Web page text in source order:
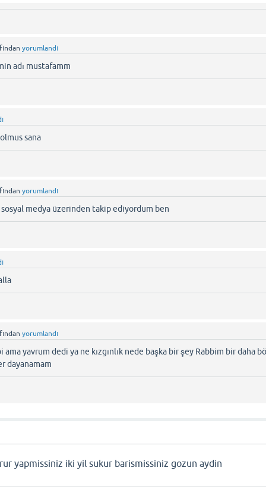
yorumlandı
adı mustafamm
sana
yorumlandı
medya üzerinden takip ediyordum ben
yorumlandı
yavrum dedi ya ne kızgınlık nede başka bir şey Rabbim bir daha
dayanamam
yapmissiniz iki yil sukur barismissiniz gozun aydin